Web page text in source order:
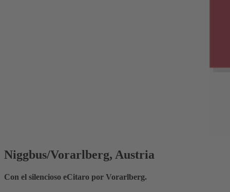
Niggbus/Vorarlberg, Austria
Con el silencioso eCitaro por Vorarlberg.